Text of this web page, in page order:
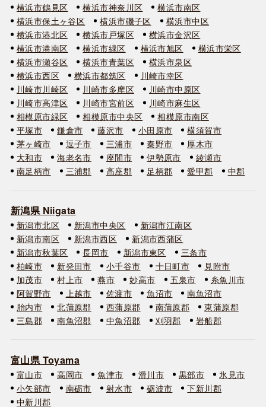
横浜市鶴見区 横浜市神奈川区
横浜市南区
横浜市保土ヶ谷区
横浜市磯子区
横浜市中区
横浜市港北区
横浜市戸塚区
横浜市金沢区
横浜市港南区
横浜市緑区 横浜市旭区
横浜市栄区
横浜市瀬谷区
横浜市青葉区
横浜市泉区
横浜市西区
横浜市都筑区
川崎市幸区
川崎市川崎区
川崎市多摩区
川崎市中原区
川崎市高津区
川崎市宮前区
川崎市麻生区
相模原市緑区
相模原市中央区
相模原市南区
平塚市
鎌倉市 藤沢市 小田原市
横須賀市
茅ヶ崎市
逗子市 三浦市 秦野市
厚木市
大和市
海老名市 座間市 伊勢原市
綾瀬市
南足柄市
三浦郡 高座郡 足柄郡 愛甲郡 中郡
新潟県 Niigata
新潟市北区 新潟市中央区
新潟市江南区
新潟市南区
新潟市西区
新潟市西蒲区
新潟市秋葉区
長岡市 新潟市東区
三条市
柏崎市
新発田市 小千谷市 十日町市
見附市
加茂市
村上市 燕市 妙高市 五泉市
糸魚川市
阿賀野市
上越市 佐渡市 魚沼市
南魚沼市
胎内市
北蒲原郡 西蒲原郡 南蒲原郡
東蒲原郡
三島郡
南魚沼郡 中魚沼郡 刈羽郡 岩船郡
富山県 Toyama
富山市 高岡市 魚津市 滑川市 黒部市
氷見市
小矢部市
南砺市 射水市 砺波市
下新川郡
中新川郡